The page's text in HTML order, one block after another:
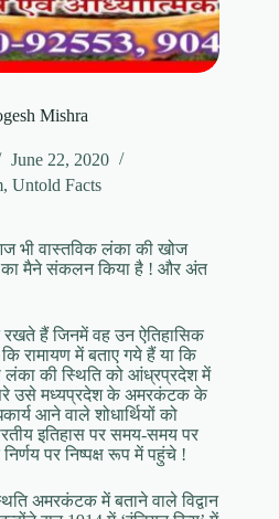
Mishra
June 22, 2020
, Untold Facts
भी वास्तविक लंका की खोज
का मैने संकलन किया है ! और अंत
हैं जिनमें वह उन ऐतिहासिक
रामायण में बताए गये हैं या कि
लंका की स्थिति को आंध्रप्रदेश में
उसे मध्यप्रदेश के अमरकंटक के
आने वाले शोधार्थियों को
इतिहास पर समय-समय पर
पर निष्पक्ष रूप में पहुंचे !
अमरकंटक में बताने वाले विद्वान